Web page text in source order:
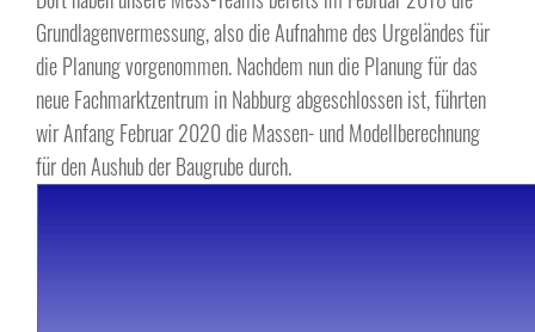
Grundlagenvermessung, also die Aufnahme des Urgeländes für
die Planung vorgenommen. Nachdem nun die Planung für das
neue Fachmarktzentrum in Nabburg abgeschlossen ist, führten
wir Anfang Februar 2020 die Massen- und Modellberechnung
für den Aushub der Baugrube durch.